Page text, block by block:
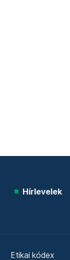
Hírlevelek
Etikai kódex